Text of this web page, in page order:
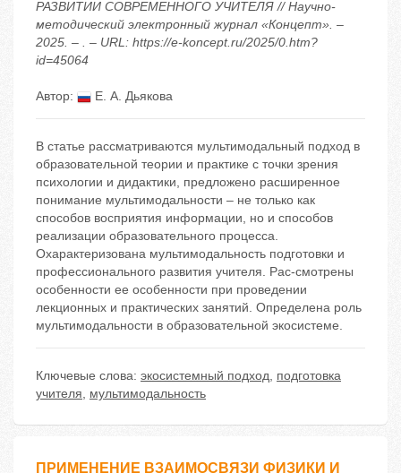
РАЗВИТИИ СОВРЕМЕННОГО УЧИТЕЛЯ // Научно-
методический электронный журнал «Концепт». –
2025. – . – URL: https://e-koncept.ru/2025/0.htm?
id=45064
Автор: Е. А. Дьякова
В статье рассматриваются мультимодальный подход в
образовательной теории и практике с точки зрения
психологии и дидактики, предложено расширенное
понимание мультимодальности – не только как
способов восприятия информации, но и способов
реализации образовательного процесса.
Охарактеризована мультимодальность подготовки и
профессионального развития учителя. Рас-смотрены
особенности ее особенности при проведении
лекционных и практических занятий. Определена роль
мультимодальности в образовательной экосистеме.
Ключевые слова: экосистемный подход, подготовка
учителя, мультимодальность
ПРИМЕНЕНИЕ ВЗАИМОСВЯЗИ ФИЗИКИ И